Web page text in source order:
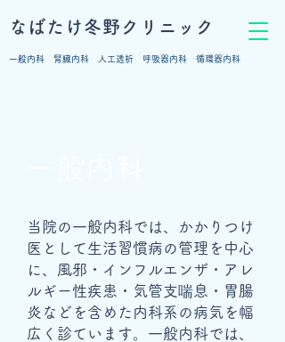
なばたけ冬野クリニック
​一般内科 腎臓内科 人工透析 呼吸器内科 循環器内科
当院の一般内科では、かかりつけ
医として生活習慣病の管理を中心
に、風邪・インフルエンザ・アレ
ルギー性疾患・気管支喘息・胃腸
炎などを含めた内科系の病気を幅
広く診ています。一般内科では、